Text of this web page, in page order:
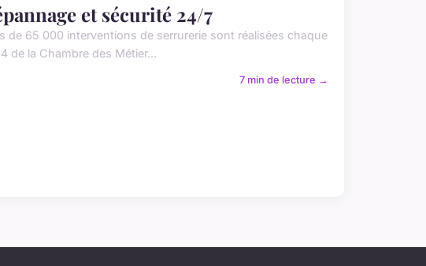
et sécurité 24/7
de 65 000 interventions de serrurerie sont réalisées chaque
de la Chambre des Métier...
7 min de lecture →